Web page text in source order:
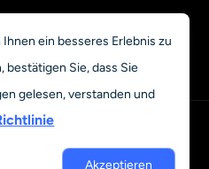
Software Limited. All rights
ein besseres Erlebnis zu
bestätigen Sie, dass Sie
gelesen, verstanden und
Akzeptieren